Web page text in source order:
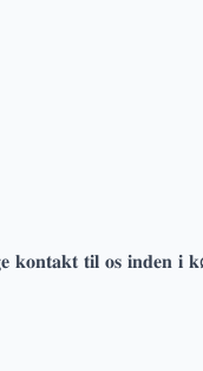
𝐤𝐨𝐧𝐭𝐚𝐤𝐭 𝐭𝐢𝐥 𝐨𝐬 𝐢𝐧𝐝𝐞𝐧 𝐢